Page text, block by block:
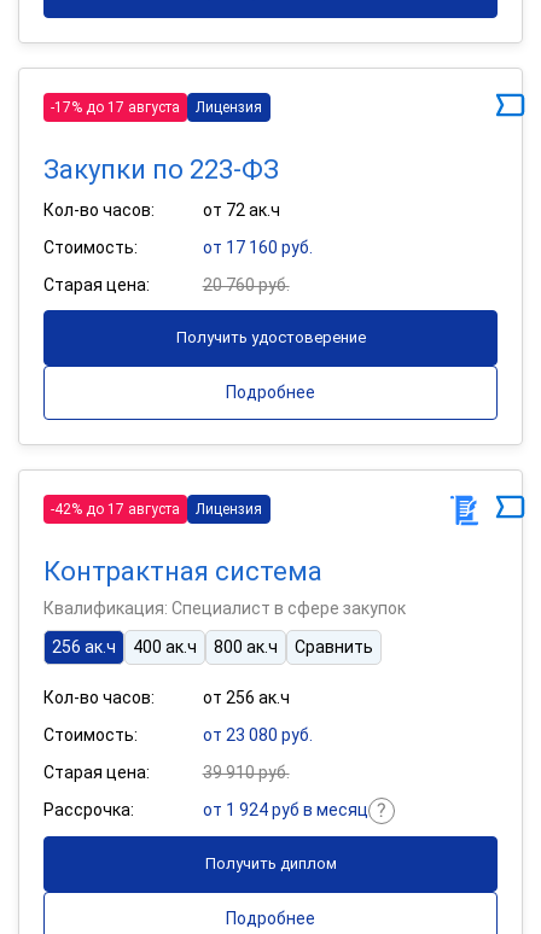
-17% до 17 августа Лицензия
Закупки по 223-ФЗ
Кол-во часов:
от 72 ак.ч
Стоимость:
от 17 160 руб.
Старая цена:
20 760 руб.
Получить удостоверение
Подробнее
-42% до 17 августа Лицензия
Контрактная система
Квалификация: Специалист в сфере закупок
256 ак.ч
400 ак.ч 800 ак.ч Сравнить
Кол-во часов:
от 256 ак.ч
Стоимость:
от 23 080 руб.
Старая цена:
39 910 руб.
Рассрочка:
от 1 924 руб в месяц
Получить диплом
Подробнее